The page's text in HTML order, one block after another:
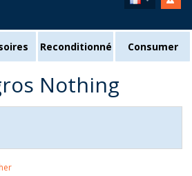
Reconditionné Consumer
Nothing